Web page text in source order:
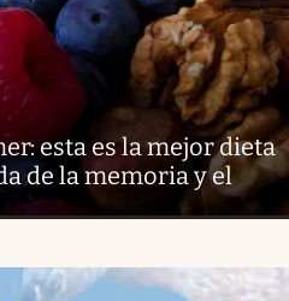
esta es la mejor dieta
de la memoria y el